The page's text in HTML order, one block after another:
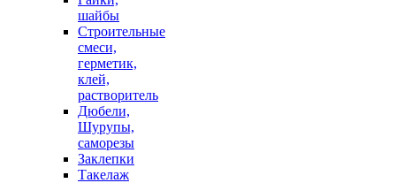
шайбы
Строительные
смеси,
герметик,
клей,
растворитель
Дюбели,
Шурупы,
саморезы
Заклепки
Такелаж